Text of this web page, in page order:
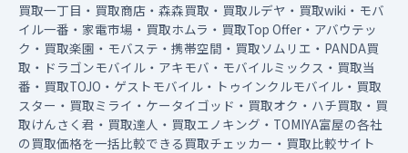
買取一丁目・買取商店・森森買取・買取ルデヤ・買取wiki・モバ
イル一番・家電市場・買取ホムラ・買取Top Offer・アバウテッ
ク・買取楽園・モバステ・携帯空間・買取ソムリエ・PANDA買
取・ドラゴンモバイル・アキモバ・モバイルミックス・買取当
番・買取TOJO・ゲストモバイル・トゥインクルモバイル・買取
スター・買取ミライ・ケータイゴッド・買取オク・ハチ買取・買
取けんさく君・買取達人・買取エノキング・TOMIYA富屋の各社
の買取価格を一括比較できる買取チェッカー・買取比較サイト